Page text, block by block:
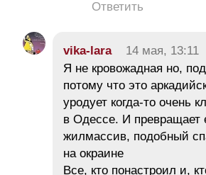
Ответить
vika-lara 14 мая, 13:11
Я не кровожадная но,
потому что это
уродует когда-то очень
в Одессе. И превращает
жилмассив, подобный
на окраине
Все, кто понастроил и,